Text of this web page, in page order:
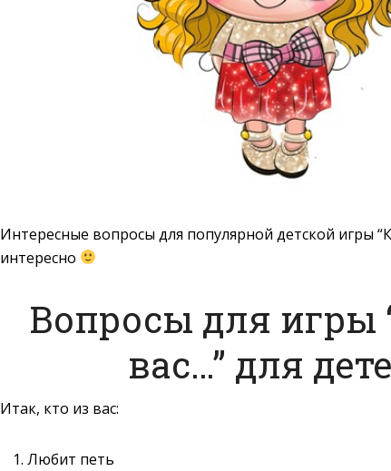
Интересные вопросы для популярной детской игры
интересно
Вопросы для игры
вас…” для
Итак, кто из вас:
Любит петь